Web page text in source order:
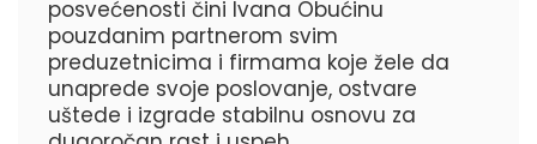
posvećenosti čini Ivana Obućinu
pouzdanim partnerom svim
preduzetnicima i firmama koje žele da
unaprede svoje poslovanje, ostvare
uštede i izgrade stabilnu osnovu za